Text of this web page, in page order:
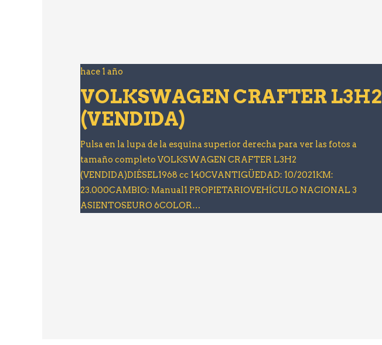
hace 1 año
VOLKSWAGEN CRAFTER L3H2
(VENDIDA)
Pulsa en la lupa de la esquina superior derecha para ver las fotos a
tamaño completo VOLKSWAGEN CRAFTER L3H2
(VENDIDA)DIÉSEL1968 cc 140CVANTIGÜEDAD: 10/2021KM:
23.000CAMBIO: Manual1 PROPIETARIOVEHÍCULO NACIONAL 3
ASIENTOSEURO 6COLOR…